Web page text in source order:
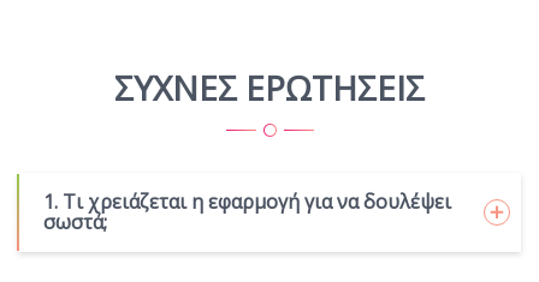
ΣΥΧΝΕΣ ΕΡΩΤΗΣΕΙΣ
1. Τι χρειάζεται η εφαρμογή για να δουλέψει
σωστά;